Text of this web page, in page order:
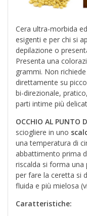
Cera ultra-morbida
esigenti e per chi si
depilazione o
Presenta una
grammi. Non
direttamente su
bi-direzionale,
parti intime più
OCCHIO AL PUNTO
sciogliere in uno
una temperatura di
abbattimento prima
riscalda si forma una
per fare la ceretta si
fluida e più mielosa
Caratteristiche: